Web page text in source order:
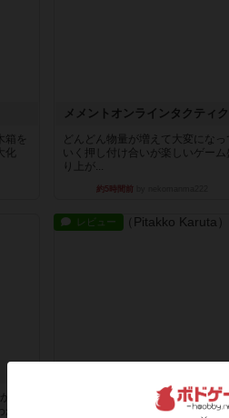
箱を
メメントオンラインタクティ
どんどん物量が増えて大変になっ
いく押し付け合いが楽しいゲーム
り上が...
約5時間前
の
ら
レビュー
ボドゲ相席会でプレイしましたひ
がなが書かれたカードを2枚まで